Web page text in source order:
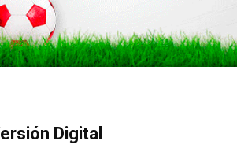
Digital